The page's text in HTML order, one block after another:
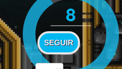
8
SEGUIR